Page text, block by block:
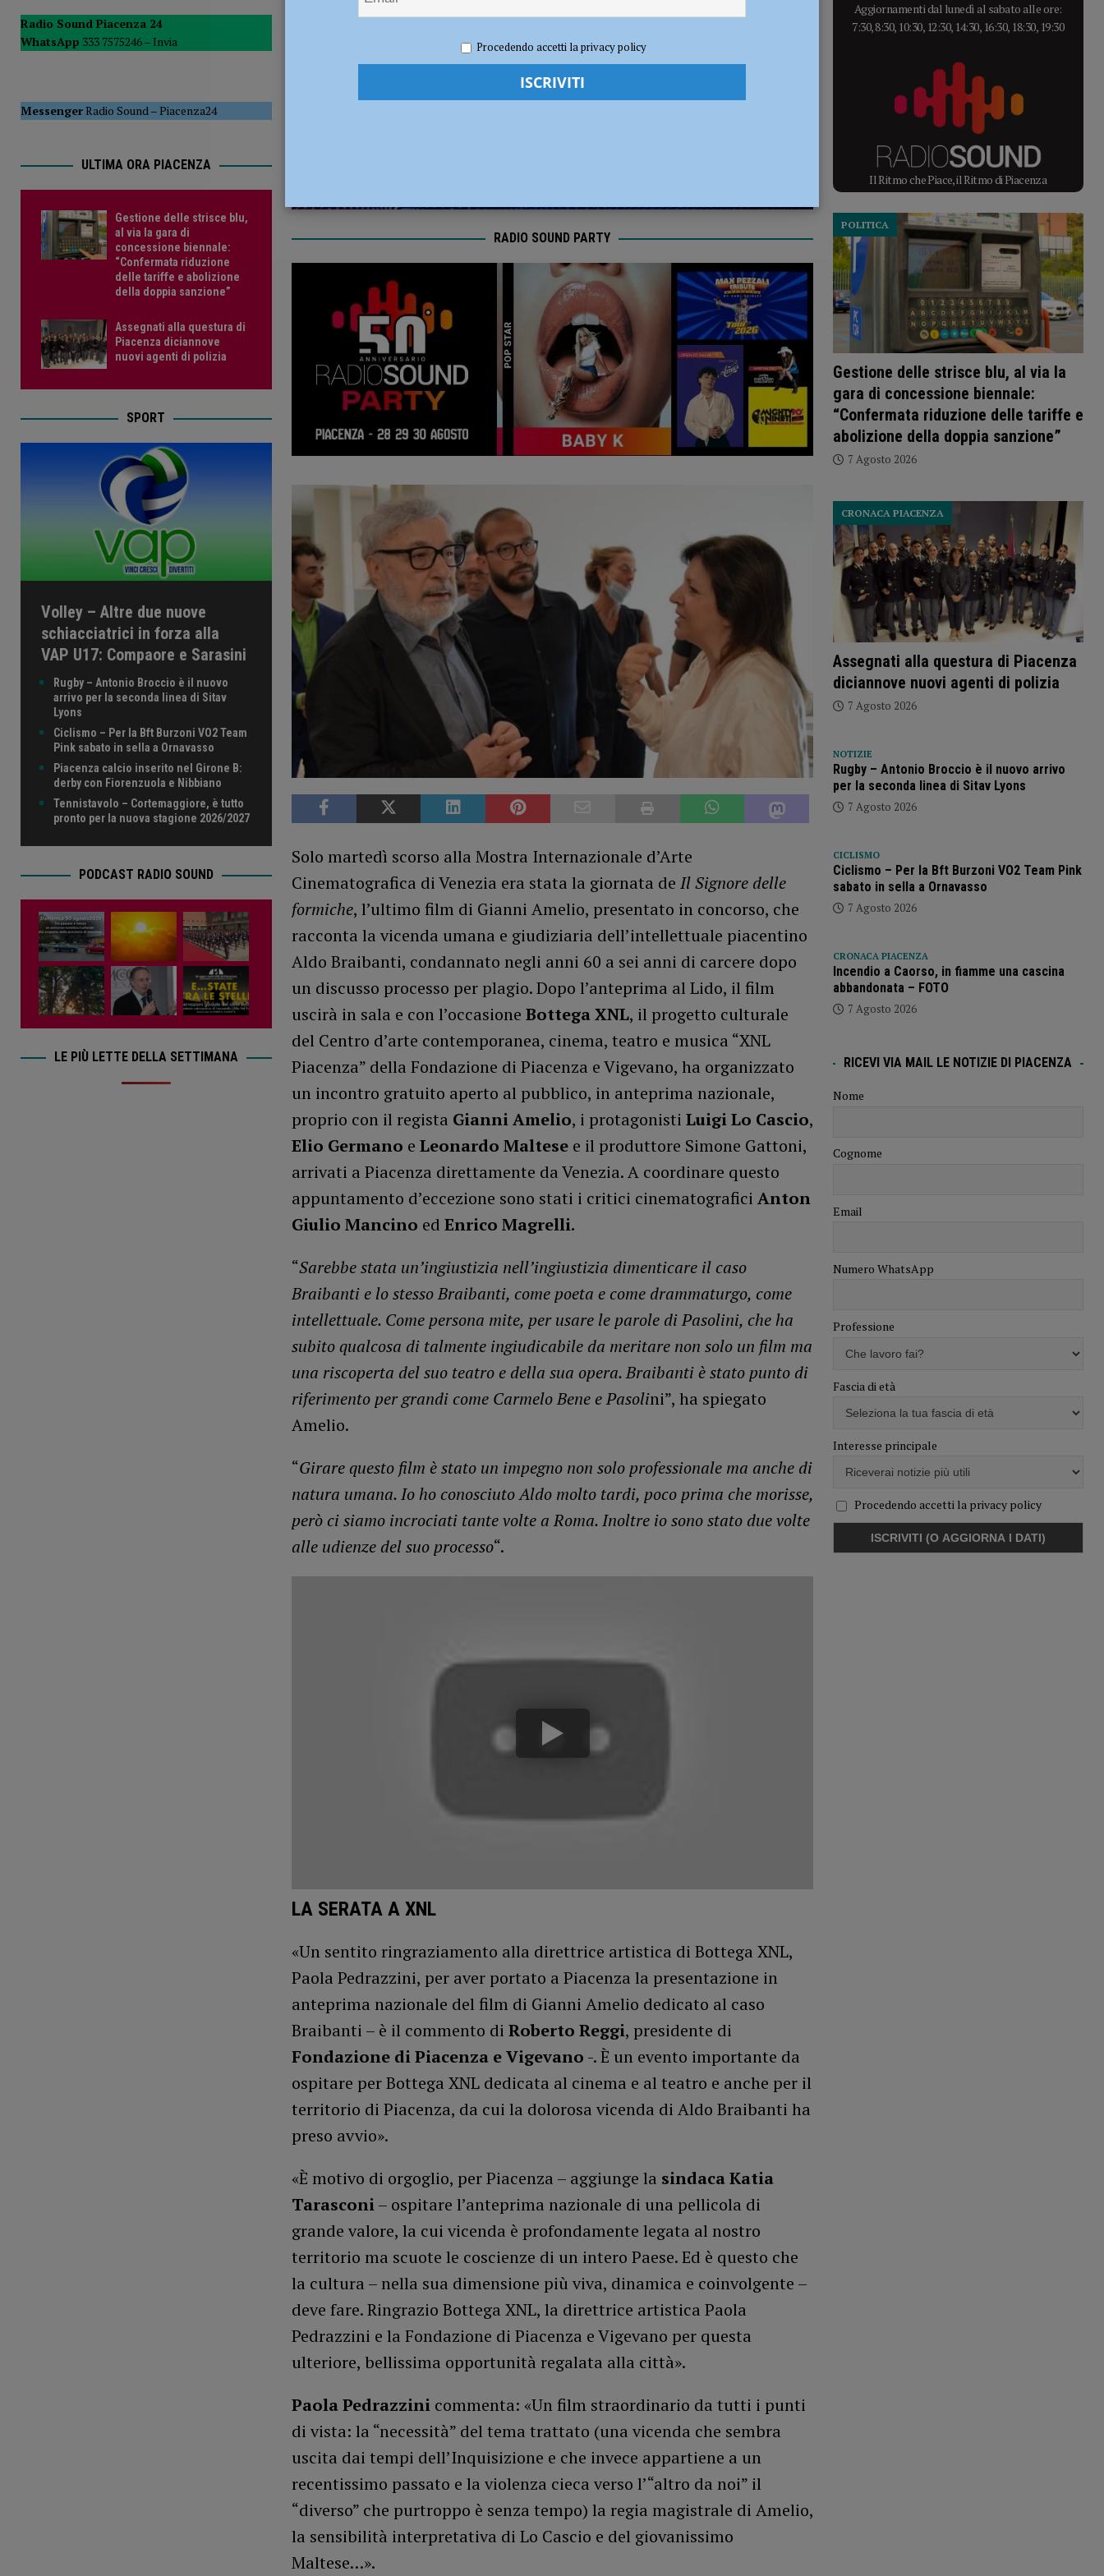
Redazione FG Attualità
RADIO SOUND PARTY
Solo martedì scorso alla Mostra Internazionale d’Arte
Cinematografica di Venezia era stata la giornata de Il Signore delle
formiche, l’ultimo film di Gianni Amelio, presentato in concorso, che
racconta la vicenda umana e giudiziaria dell’intellettuale piacentino
Aldo Braibanti, condannato negli anni 60 a sei anni di carcere dopo
un discusso processo per plagio. Dopo l’anteprima al Lido, il film
uscirà in sala e con l’occasione Bottega XNL, il progetto culturale
del Centro d’arte contemporanea, cinema, teatro e musica “XNL
Piacenza” della Fondazione di Piacenza e Vigevano, ha organizzato
un incontro gratuito aperto al pubblico, in anteprima nazionale,
proprio con il regista Gianni Amelio, i protagonisti Luigi Lo Cascio,
Elio Germano e Leonardo Maltesee il produttore Simone Gattoni,
arrivati a Piacenza direttamente da Venezia. A coordinare questo
appuntamento d’eccezione sono stati i critici cinematografici Anton
Giulio Mancino ed Enrico Magrelli.
“Sarebbe stata un’ingiustizia nell’ingiustizia dimenticare il caso
Braibanti e lo stesso Braibanti, come poeta e come drammaturgo, come
intellettuale. Come persona mite, per usare le parole di Pasolini, che ha
subito qualcosa di talmente ingiudicabile da meritare non solo un film ma
una riscoperta del suo teatro e della sua opera. Braibanti è stato punto di
riferimento per grandi come Carmelo Bene e Pasolini”, ha spiegato
Amelio.
“Girare questo film è stato un impegno non solo professionale ma anche di
natura umana. Io ho conosciuto Aldo molto tardi, poco prima che morisse,
però ci siamo incrociati tante volte a Roma. Inoltre io sono stato due volte
alle udienze del suo processo“.
LA SERATA A XNL
«Un sentito ringraziamento alla direttrice artistica di Bottega XNL,
Paola Pedrazzini, per aver portato a Piacenza la presentazione in
anteprima nazionale del film di Gianni Amelio dedicato al caso
Braibanti – è il commento di Roberto Reggi, presidente di
Fondazione di Piacenza e Vigevano -. È un evento importante da
ospitare per Bottega XNL dedicata al cinema e al teatro e anche per il
territorio di Piacenza, da cui la dolorosa vicenda di Aldo Braibanti ha
preso avvio».
«È motivo di orgoglio, per Piacenza – aggiunge la sindaca Katia
Tarasconi– ospitare l’anteprima nazionale di una pellicola di
grande valore, la cui vicenda è profondamente legata al nostro
territorio ma scuote le coscienze di un intero Paese. Ed è questo che
la cultura – nella sua dimensione più viva, dinamica e coinvolgente –
deve fare. Ringrazio Bottega XNL, la direttrice artistica Paola
Pedrazzini e la Fondazione di Piacenza e Vigevano per questa
ulteriore, bellissima opportunità regalata alla città».
Paola Pedrazzinicommenta: «Un film straordinario da tutti i punti
di vista: la “necessità” del tema trattato (una vicenda che sembra
uscita dai tempi dell’Inquisizione e che invece appartiene a un
recentissimo passato e la violenza cieca verso l’“altro da noi” il
“diverso” che purtroppo è senza tempo) la regia magistrale di Amelio,
la sensibilità interpretativa di Lo Cascio e del giovanissimo
Maltese…».
Radio Sound Piacenza 24
WhatsApp 333 7575246 – Invia
MessengerRadio Sound–Piacenza24
ULTIMA ORA PIACENZA
Gestione delle strisce blu,
al via la gara di
concessione biennale:
“Confermata riduzione
delle tariffe e abolizione
della doppia sanzione”
Assegnati alla questura di
Piacenza diciannove
nuovi agenti di polizia
SPORT
Volley – Altre due nuove
schiacciatrici in forza alla
VAP U17: Compaore e Sarasini
Rugby – Antonio Broccio è il nuovo
arrivo per la seconda linea di Sitav
Lyons
Ciclismo – Per la Bft Burzoni VO2 Team
Pink sabato in sella a Ornavasso
Piacenza calcio inserito nel Girone B:
derby con Fiorenzuola e Nibbiano
Tennistavolo – Cortemaggiore, è tutto
pronto per la nuova stagione 2026/2027
PODCAST RADIO SOUND
LE PIÙ LETTE DELLA SETTIMANA
Aggiornamenti dal lunedì al sabato alle ore:
7:30, 8:30, 10:30, 12:30, 14:30, 16:30, 18:30, 19:30
Il Ritmo che Piace, il Ritmo di Piacenza
Gestione delle strisce blu, al via la
gara di concessione biennale:
“Confermata riduzione delle tariffe e
abolizione della doppia sanzione”
POLITICA
7 Agosto 2026
Assegnati alla questura di Piacenza
diciannove nuovi agenti di polizia
CRONACA PIACENZA
7 Agosto 2026
NOTIZIE
Rugby – Antonio Broccio è il nuovo arrivo
per la seconda linea di Sitav Lyons
7 Agosto 2026
CICLISMO
Ciclismo – Per la Bft Burzoni VO2 Team Pink
sabato in sella a Ornavasso
7 Agosto 2026
CRONACA PIACENZA
Incendio a Caorso, in fiamme una cascina
abbandonata – FOTO
7 Agosto 2026
RICEVI VIA MAIL LE NOTIZIE DI PIACENZA
Nome
Cognome
Email
Numero WhatsApp
Professione
Fascia di età
Interesse principale
Procedendo accetti la privacy policy
Procedendo accetti la privacy policy